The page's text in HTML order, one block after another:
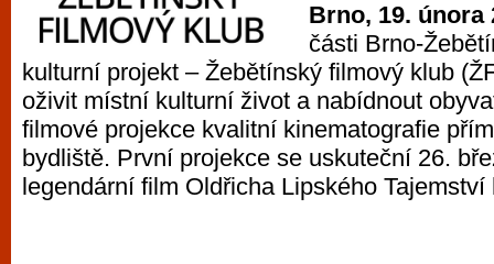
Brno, 19. února
části Brno-
kulturní projekt – Žebětínský filmový klub
oživit místní kulturní život a nabídnout
filmové projekce kvalitní kinematografie
bydliště. První projekce se uskuteční 26.
legendární film Oldřicha Lipského